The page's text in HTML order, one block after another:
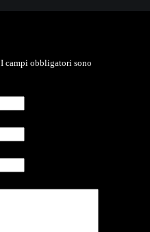
I campi obbligatori sono